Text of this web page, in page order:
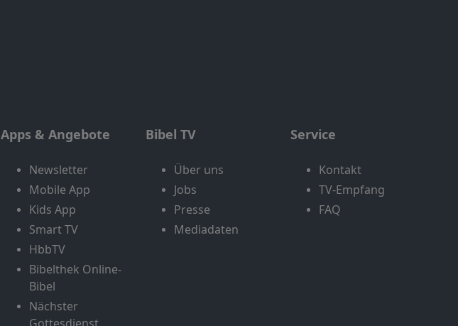
Apps & Angebote
Newsletter
Mobile App
Kids App
Smart TV
HbbTV
Bibelthek Online-
Bibel
Nächster
Bibel TV
Über uns
Jobs
Presse
Mediadaten
Service
Kontakt
TV-Empfang
FAQ